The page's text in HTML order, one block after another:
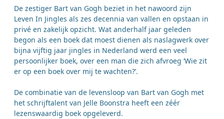
De zestiger Bart van Gogh beziet in het nawoord zijn
Leven In Jingles als zes decennia van vallen en opstaan in
privé en zakelijk opzicht. Wat anderhalf jaar geleden
begon als een boek dat moest dienen als naslagwerk over
bijna vijftig jaar jingles in Nederland werd een veel
persoonlijker boek, over een man die zich afvroeg ‘Wie zit
er op een boek over mij te wachten?’.
De combinatie van de levensloop van Bart van Gogh met
het schrijftalent van Jelle Boonstra heeft een zéér
lezenswaardig boek opgeleverd.